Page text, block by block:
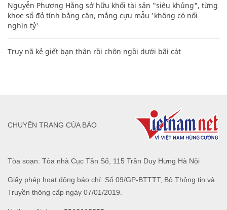
Nguyễn Phương Hằng sở hữu khối tài sản "siêu khủng", từng
khoe sổ đỏ tính bằng cân, mắng cựu mẫu 'không có nổi
nghìn tỷ'
Truy nã kẻ giết bạn thân rồi chôn ngồi dưới bãi cát
Tòa soạn: Tòa nhà Cục Tần Số, 115 Trần Duy Hưng Hà Nội
Giấy phép hoạt động báo chí: Số 09/GP-BTTTT, Bộ Thông tin và
Truyền thông cấp ngày 07/01/2019.
CHUYÊN TRANG CỦA BÁO